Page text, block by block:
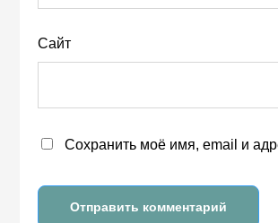
Сайт
Сохранить моё имя, email и